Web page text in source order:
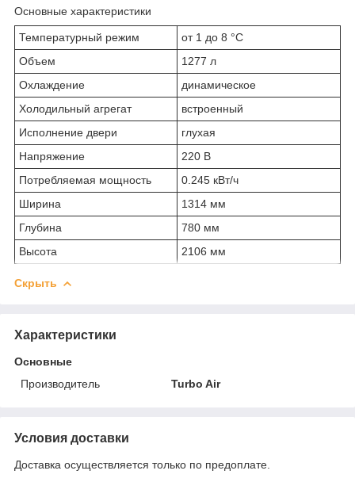
Основные характеристики
Температурный режим
от 1 до 8 °C
Объем
1277 л
Охлаждение
динамическое
Холодильный агрегат
встроенный
Исполнение двери
глухая
Напряжение
220 В
Потребляемая мощность
0.245 кВт/ч
Ширина
1314 мм
Глубина
780 мм
Высота
2106 мм
Скрыть
Характеристики
Основные
Производитель
Turbo Air
Условия доставки
Доставка осуществляется только по предоплате.